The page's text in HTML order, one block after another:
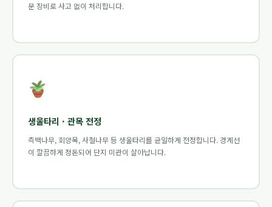
문 장비로 사고 없이 처리합니다.
생울타리 · 관목 전정
측백나무, 회양목, 사철나무 등 생울타리를 균일하게 전정합니다. 경계선
이 깔끔하게 정돈되어 단지 미관이 살아납니다.